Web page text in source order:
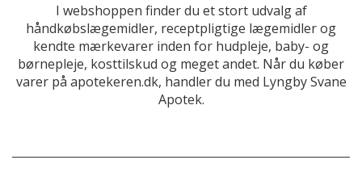
I webshoppen finder du et stort udvalg af
håndkøbslægemidler, receptpligtige lægemidler og
kendte mærkevarer inden for hudpleje, baby- og
børnepleje, kosttilskud og meget andet. Når du køber
varer på apotekeren.dk, handler du med Lyngby Svane
Apotek.